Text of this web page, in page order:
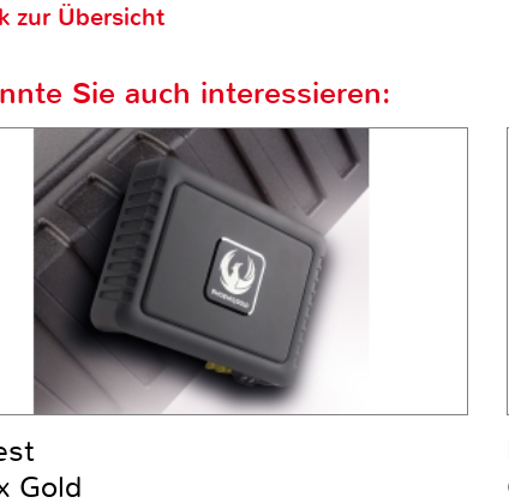
zur Übersicht
Sie auch interessieren:
Gold